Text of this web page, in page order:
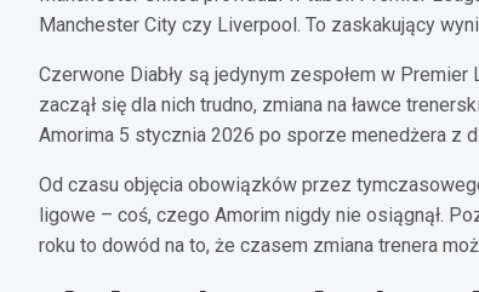
Manchester City czy Liverpool. To zaskakujący
Czerwone Diabły są jedynym zespołem w
zaczął się dla nich trudno, zmiana na ławce
Amorima 5 stycznia 2026 po sporze menedżera z
Od czasu objęcia obowiązków przez
ligowe – coś, czego Amorim nigdy nie osiągnął.
roku to dowód na to, że czasem zmiana trenera